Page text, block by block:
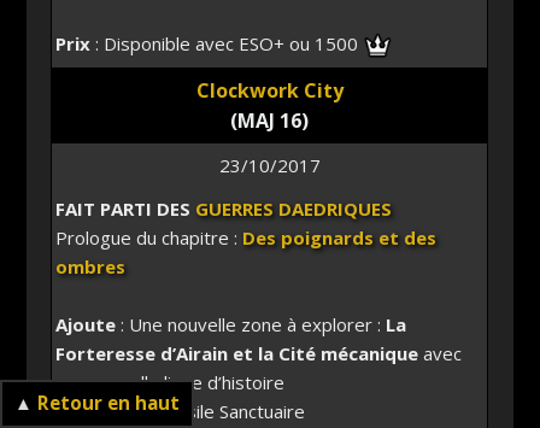
▲ Retour en haut
Prix: Disponible avec ESO+ ou 1500
Clockwork City
(MAJ 16)
23/10/2017
FAIT PARTI DES GUERRES DAEDRIQUES
Prologue du chapitre : Des poignards et des
ombres
Ajoute: Une nouvelle zone à explorer : La
Forteresse d’Airain et la Cité mécanique avec
une nouvelle ligne d’histoire
Sortie du Raid Asile Sanctuaire